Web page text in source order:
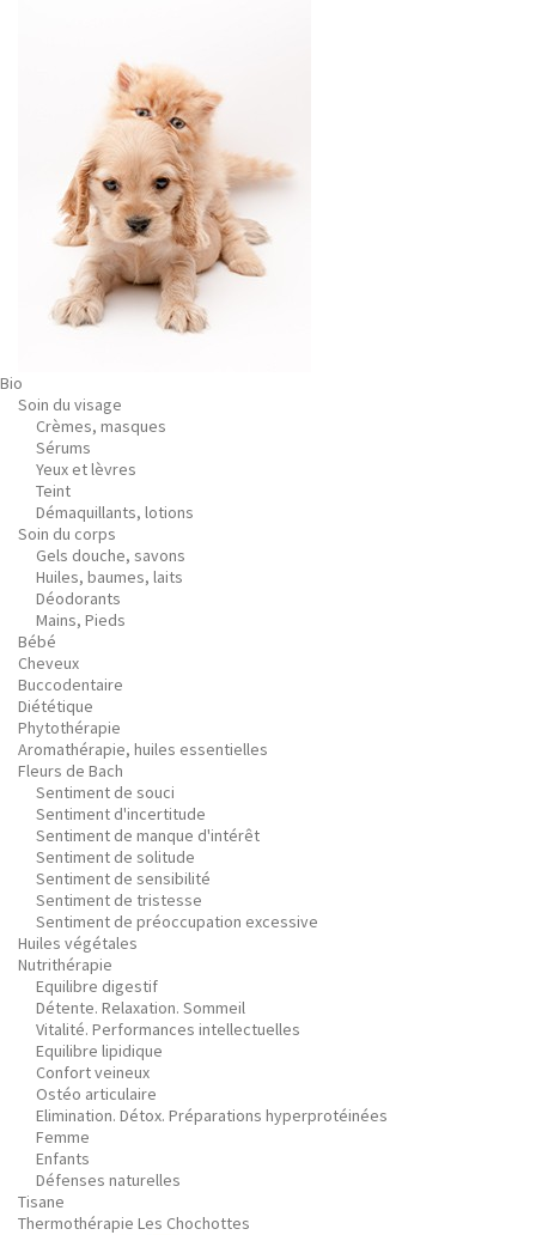
Bio
Soin du visage
Crèmes, masques
Sérums
Yeux et lèvres
Teint
Démaquillants, lotions
Soin du corps
Gels douche, savons
Huiles, baumes, laits
Déodorants
Mains, Pieds
Bébé
Cheveux
Buccodentaire
Diététique
Phytothérapie
Aromathérapie, huiles essentielles
Fleurs de Bach
Sentiment de souci
Sentiment d'incertitude
Sentiment de manque d'intérêt
Sentiment de solitude
Sentiment de sensibilité
Sentiment de tristesse
Sentiment de préoccupation excessive
Huiles végétales
Nutrithérapie
Equilibre digestif
Détente. Relaxation. Sommeil
Vitalité. Performances intellectuelles
Equilibre lipidique
Confort veineux
Ostéo articulaire
Elimination. Détox. Préparations hyperprotéinées
Femme
Enfants
Défenses naturelles
Tisane
Thermothérapie Les Chochottes